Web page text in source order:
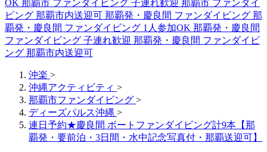
OK 那覇市 ファンダイビング 子連れ歓迎 那覇市 ファンダイ
ビング 那覇市内送迎可 那覇発・慶良間 ファンダイビング 那
覇発・慶良間 ファンダイビング 1人参加OK 那覇発・慶良間
ファンダイビング 子連れ歓迎 那覇発・慶良間 ファンダイビ
ング 那覇市内送迎可
沖楽 >
沖縄アクティビティ >
那覇市ファンダイビング >
ディーズパルス沖縄 >
連日予約★慶良間 ボートファンダイビング計9本【那
覇発・要前泊・3日間・水中記念写真付・那覇送迎可】